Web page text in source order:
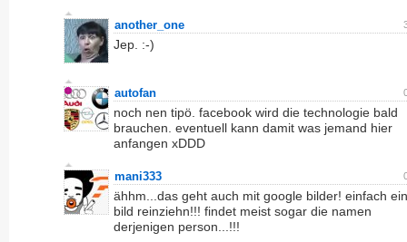
another_one
Jep. :-)
autofan
noch nen tipö. facebook wird die technologie bald
brauchen. eventuell kann damit was jemand hier
anfangen xDDD
mani333
ähhm...das geht auch mit google bilder! einfach ein
bild reinziehn!!! findet meist sogar die namen
derjenigen person...!!!